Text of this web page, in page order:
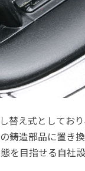
替え式としてお
鋳造部品に置き
を目指せる自社